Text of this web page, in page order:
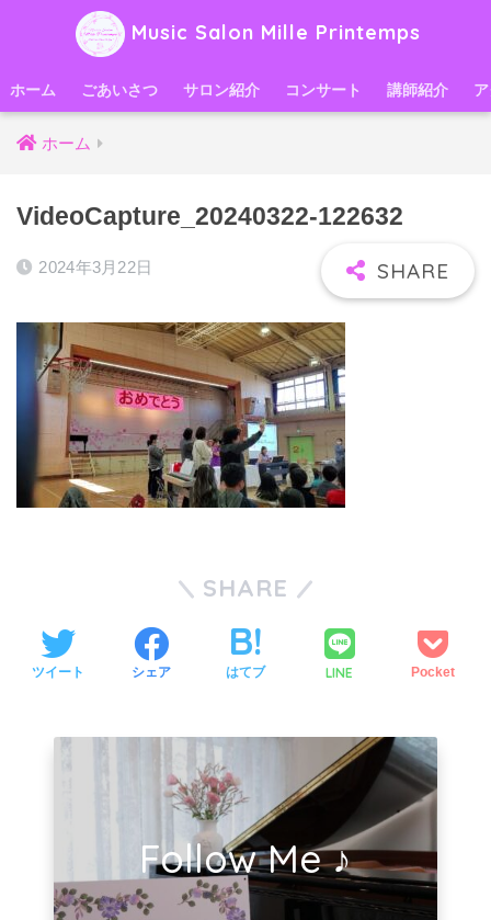
Music Salon Mille Printemps
ホーム ごあいさつ サロン紹介 コンサート 講師紹介
ホーム
VideoCapture_20240322-122632
2024年3月22日
SHARE
ツイート シェア はてブ LINE Pocket
Follow Me ♪